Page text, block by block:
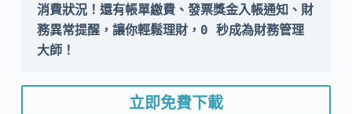
消費狀況！還有帳單繳費、發票獎金入帳通知、財
務異常提醒，讓你輕鬆理財，0 秒成為財務管理
大師！
立即免費下載